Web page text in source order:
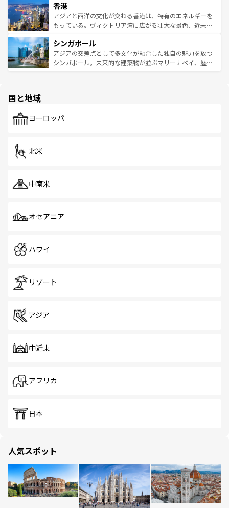
とつ。フォーやバインミー、ベトナムコーヒーなどは、ぜ
ひ現地で味わいたい。どの地域を訪れてもあたたかい人々
が旅行者を迎えてくれるので、きっと忘れられない旅にな
参照してほしい。
の活気が交差している。北部ではチェンマイなどの山岳地
帯で自然と触れ合い、南部ではプーケットやクラビの美し
いビーチでリゾート気分を楽しむことができる。タイ料理
激する。気候は一年中温暖で、どの季節にも異なる楽しみ
が待っている。親しみやすいタイの人々、仏教を中心とし
た文化、そして多様な観光資源が、訪れる旅人を魅了し続
香港
アジアと西洋の文化が交わる香港は、特有のエネルギーを
もっている。ヴィクトリア湾に広がる壮大な景色、近未来
み、どこを訪れても感動するはず。観光スポットが密集し
ており、効率よく見どころを回れるのも魅力。息をのむよ
うな絶景から文化的な体験まで、香港を存分に楽しみ尽く
シンガポール
アジアの交差点として多文化が融合した独自の魅力を放つ
シンガポール。未来的な建築物が並ぶマリーナベイ、歴史
で、ホーカーズは地元の風情を楽しめる外せないスポット
国と地域
ヨーロッパ
北米
中南米
オセアニア
ハワイ
リゾート
アジア
中近東
アフリカ
日本
人気スポット